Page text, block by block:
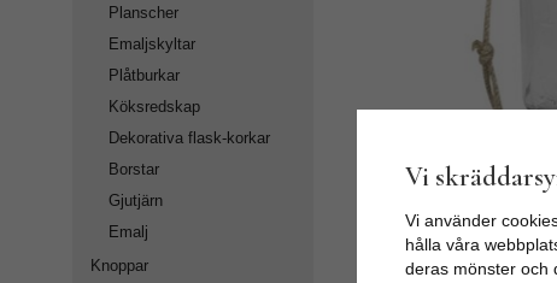
Planscher
Emaljskyltar
Plåtburkar
Köksredskap
Dekorativa flask-korkar
Borstar
Gjutjärn
Emalj
Knoppar
Vi
Vi använder
hålla våra
deras mönster och